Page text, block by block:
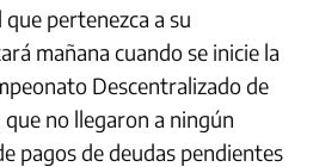
pertenezca a su
mañana cuando se inicie la
Descentralizado de
no llegaron a ningún
pagos de deudas pendientes